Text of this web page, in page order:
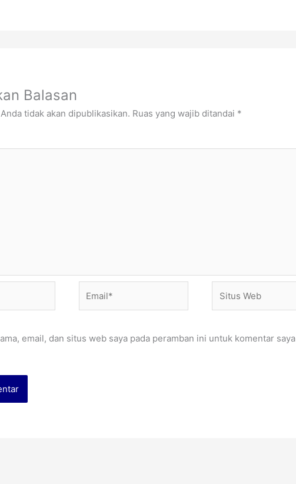
Balasan
tidak akan dipublikasikan. Ruas yang wajib ditandai *
Web
email, dan situs web saya pada peramban ini untuk komentar saya